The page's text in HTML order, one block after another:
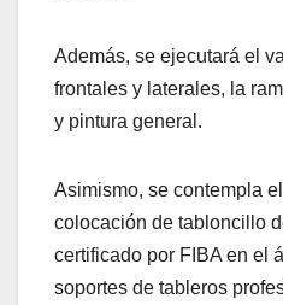
Además, se ejecutará el
frontales y laterales, la
y pintura general.
Asimismo, se contempla
colocación de tabloncillo
certificado por FIBA en el
soportes de tableros